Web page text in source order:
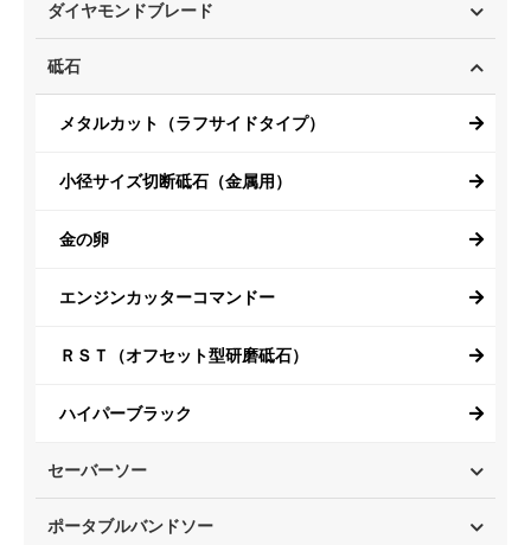
ダイヤモンドブレード
砥石
メタルカット（ラフサイドタイプ）
小径サイズ切断砥石（金属用）
金の卵
エンジンカッターコマンドー
ＲＳＴ（オフセット型研磨砥石）
ハイパーブラック
セーバーソー
ポータブルバンドソー